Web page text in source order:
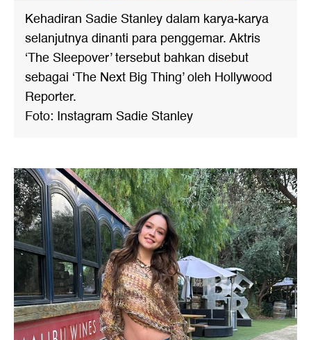
Kehadiran Sadie Stanley dalam karya-karya
selanjutnya dinanti para penggemar. Aktris
‘The Sleepover’ tersebut bahkan disebut
sebagai ‘The Next Big Thing’ oleh Hollywood
Reporter.
Foto: Instagram Sadie Stanley